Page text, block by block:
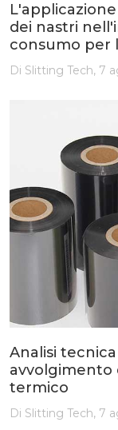
dei nastri
consumo per
Di Slitting Tech, 7
Analisi
avvolgimento
termico
Di Slitting Tech, 7